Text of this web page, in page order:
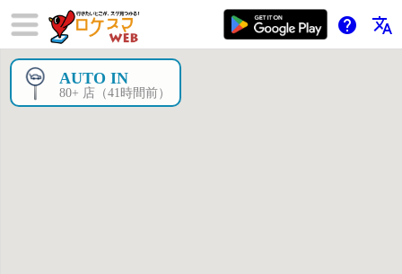
help translate
AUTO IN
80+ 店（41時間前）